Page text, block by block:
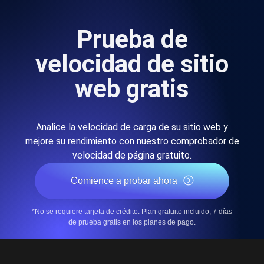
Prueba de
velocidad de sitio
web gratis
Analice la velocidad de carga de su sitio web y
mejore su rendimiento con nuestro comprobador de
velocidad de página gratuito.
Comience a probar ahora
*No se requiere tarjeta de crédito. Plan gratuito incluido; 7 días
de prueba gratis en los planes de pago.